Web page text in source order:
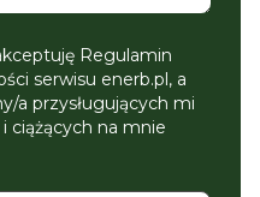
Regulamin
serwisu enerb.pl, a
a przysługujących mi
ciążących na mnie